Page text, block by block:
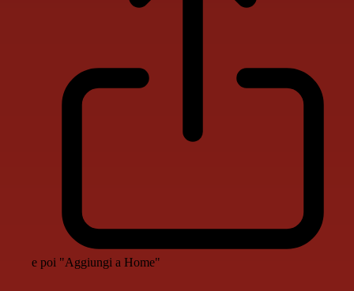
e poi "Aggiungi a Home"